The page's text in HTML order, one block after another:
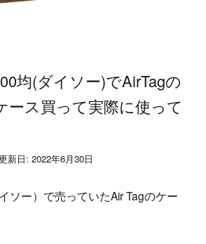
均(ダイソー)でAirTagの
ース買って実際に使って
新日: 2022年6月30日
ソー）で売っていたAir Tagのケー